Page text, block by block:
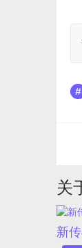
关
新